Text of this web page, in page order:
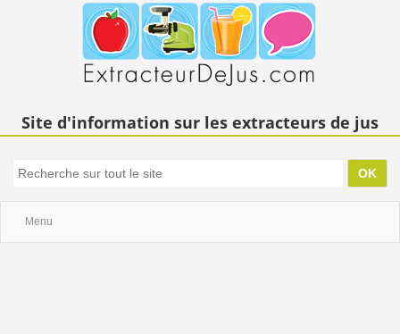
Site d'information sur les extracteurs de jus
Menu